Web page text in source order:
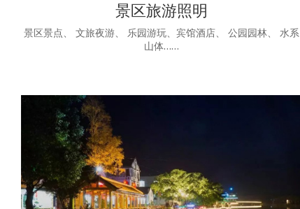
景区旅游照明
景区景点、 文旅夜游、 乐园游玩、宾馆酒店、 公园园林、 水系
山体……